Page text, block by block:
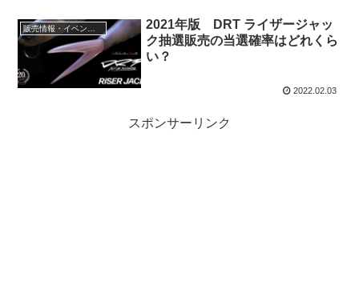
2021年版 DRT ライザージャッ
ク抽選販売の当選確率はどれくら
い？
2022.02.03
スポンサーリンク